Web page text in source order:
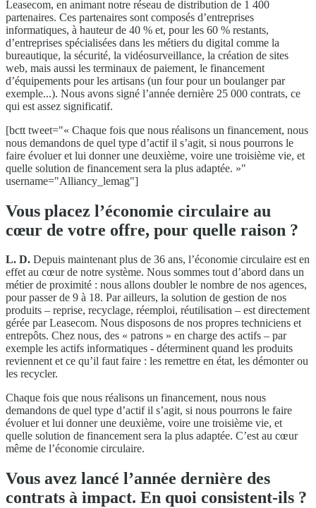
Leasecom, en animant notre réseau de distribution de 1 400
partenaires. Ces partenaires sont composés d’entreprises
informatiques, à hauteur de 40 % et, pour les 60 % restants,
d’entreprises spécialisées dans les métiers du digital comme la
bureautique, la sécurité, la vidéosurveillance, la création de sites
web, mais aussi les terminaux de paiement, le financement
d’équipements pour les artisans (un four pour un boulanger par
exemple...). Nous avons signé l’année dernière 25 000 contrats, ce
qui est assez significatif.
[bctt tweet="« Chaque fois que nous réalisons un financement, nous
nous demandons de quel type d’actif il s’agit, si nous pourrons le
faire évoluer et lui donner une deuxième, voire une troisième vie, et
quelle solution de financement sera la plus adaptée. »"
username="Alliancy_lemag"]
Vous placez l’économie circulaire au
cœur de votre offre, pour quelle raison ?
L. D. Depuis maintenant plus de 36 ans, l’économie circulaire est en
effet au cœur de notre système. Nous sommes tout d’abord dans un
métier de proximité : nous allons doubler le nombre de nos agences,
pour passer de 9 à 18. Par ailleurs, la solution de gestion de nos
produits – reprise, recyclage, réemploi, réutilisation – est directement
gérée par Leasecom. Nous disposons de nos propres techniciens et
entrepôts. Chez nous, des « patrons » en charge des actifs – par
exemple les actifs informatiques - déterminent quand les produits
reviennent et ce qu’il faut faire : les remettre en état, les démonter ou
les recycler.
Chaque fois que nous réalisons un financement, nous nous
demandons de quel type d’actif il s’agit, si nous pourrons le faire
évoluer et lui donner une deuxième, voire une troisième vie, et
quelle solution de financement sera la plus adaptée. C’est au cœur
même de l’économie circulaire.
Vous avez lancé l’année dernière des
contrats à impact. En quoi consistent-ils ?